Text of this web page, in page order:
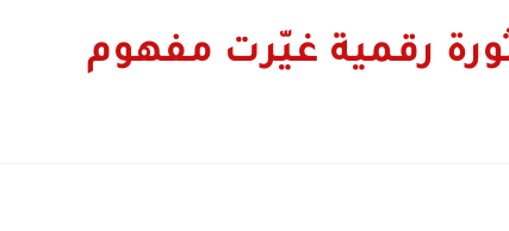
رقمية غيّرت مفهوم